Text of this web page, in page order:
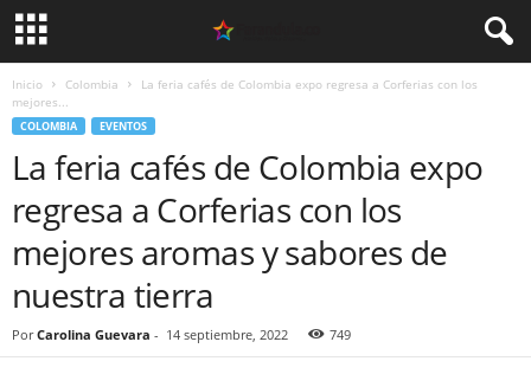
Inicio Colombia
La feria cafés de Colombia expo regresa a Corferias con los
mejores...
COLOMBIA EVENTOS
La feria cafés de Colombia expo
regresa a Corferias con los
mejores aromas y sabores de
nuestra tierra
Por Carolina Guevara - 14 septiembre, 2022 749